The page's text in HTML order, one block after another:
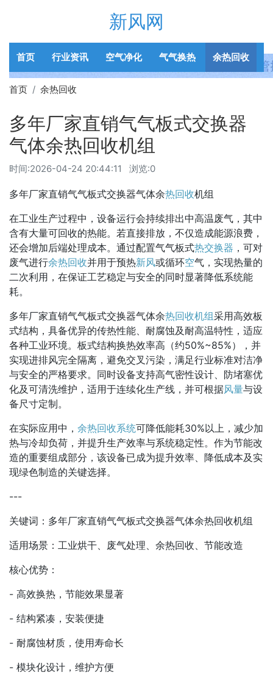
新风网
首页 行业资讯 空气净化 气气换热 余热回收
首页 余热回收
多年厂家直销气气板式交换器
气体余热回收机组
时间:2026-04-24 20:44:11 浏览:0
多年厂家直销气气板式交换器气体余热回收机组
在工业生产过程中，设备运行会持续排出中高温废气，其中
含有大量可回收的热能。若直接排放，不仅造成能源浪费，
还会增加后端处理成本。通过配置气气板式热交换器 ，可对
废气进行余热回收并用于预热新风或循环空气，实现热量的
二次利用，在保证工艺稳定与安全的同时显著降低系统能
耗。
多年厂家直销气气板式交换器气体余热回收机组采用高效板
式结构，具备优异的传热性能、耐腐蚀及耐高温特性，适应
各种工业环境。板式结构换热效率高（约50%~85%），并
实现进排风完全隔离，避免交叉污染，满足行业标准对洁净
与安全的严格要求。同时设备支持高气密性设计、防堵塞优
化及可清洗维护，适用于连续化生产线，并可根据风量与设
备尺寸定制。
在实际应用中， 余热回收系统可降低能耗30%以上，减少加
热与冷却负荷，并提升生产效率与系统稳定性。作为节能改
造的重要组成部分，该设备已成为提升效率、降低成本及实
现绿色制造的关键选择。
---
关键词：多年厂家直销气气板式交换器气体余热回收机组
适用场景：工业烘干、废气处理、余热回收、节能改造
核心优势：
- 高效换热，节能效果显著
- 结构紧凑，安装便捷
- 耐腐蚀材质，使用寿命长
- 模块化设计，维护方便